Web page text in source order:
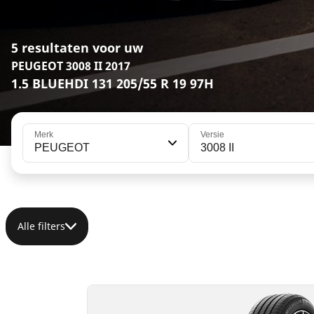
5 resultaten voor uw
PEUGEOT 3008 II 2017
1.5 BLUEHDI 131 205/55 R 19 97H
Merk
PEUGEOT
Versie
3008 II
Alle filters